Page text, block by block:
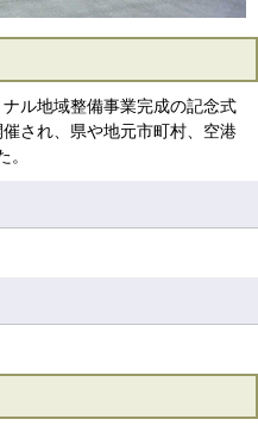
ル地域整備事業完成の記念式
され、県や地元市町村、空港
。